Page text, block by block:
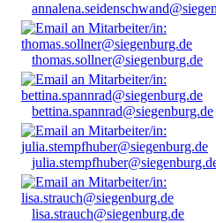
thomas.sollner@siegenburg.de
bettina.spannrad@siegenburg.de
lisa.strauch@siegenburg.de